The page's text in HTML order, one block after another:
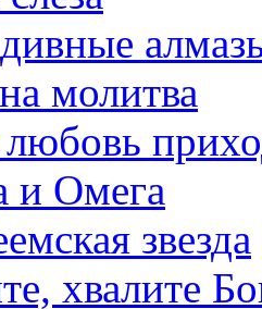
молитва
и Омега
звезда
хвалите